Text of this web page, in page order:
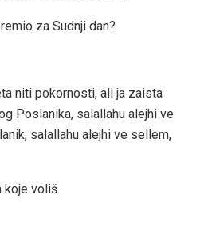
za Sudnji dan?
niti pokornosti, ali ja zaista
Poslanika, salallahu alejhi ve
salallahu alejhi ve sellem,
koje voliš.